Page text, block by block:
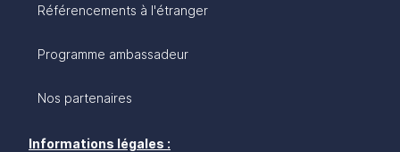
Référencements à l'étranger
Programme ambassadeur
Nos partenaires
Informations légales :